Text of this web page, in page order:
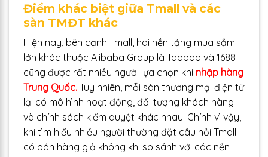
Điểm khác biệt giữa Tmall và các
sàn TMĐT khác
Hiện nay, bên cạnh Tmall, hai nền tảng mua sắm
lớn khác thuộc Alibaba Group là Taobao và 1688
cũng được rất nhiều người lựa chọn khi nhập hàng
Trung Quốc. Tuy nhiên, mỗi sàn thương mại điện tử
lại có mô hình hoạt động, đối tượng khách hàng
và chính sách kiểm duyệt khác nhau. Chính vì vậy,
khi tìm hiểu nhiều người thường đặt câu hỏi Tmall
có bán hàng giả không khi so sánh với các nền